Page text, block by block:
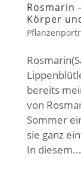
Rosmarin
Körper
bereits
von
Sommer
sie ganz
In diesem...